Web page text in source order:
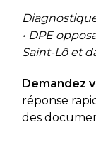
• DPE
Saint-Lô et
Demandez
réponse
des